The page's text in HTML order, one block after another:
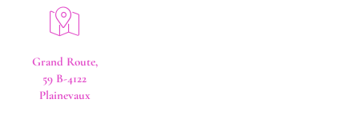
Grand Route,
59 B-4122
Plainevaux